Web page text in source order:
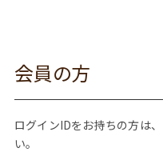
会員の方
ログインIDをお持ちの方は
い。